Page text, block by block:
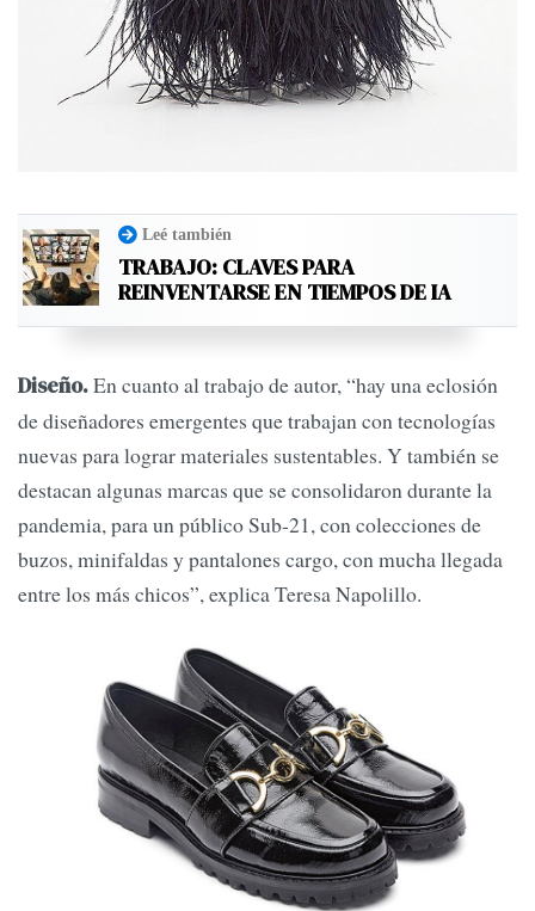
Leé también
TRABAJO: CLAVES PARA
REINVENTARSE EN TIEMPOS DE IA
Diseño.En cuanto al trabajo de autor, “hay una eclosión
de diseñadores emergentes que trabajan con tecnologías
nuevas para lograr materiales sustentables. Y también se
destacan algunas marcas que se consolidaron durante la
pandemia, para un público Sub-21, con colecciones de
buzos, minifaldas y pantalones cargo, con mucha llegada
entre los más chicos”, explica Teresa Napolillo.